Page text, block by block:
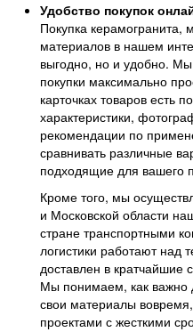
Удобство покупок
Покупка керамогранита,
материалов в нашем
выгодно, но и удобно.
покупки максимально
карточках товаров есть
характеристики,
рекомендации по
сравнивать различные
подходящие для вашего
Кроме того, мы
и Московской области
стране транспортными
логистики работают над
доставлен в кратчайшие
Мы понимаем, как важно
свои материалы
проектами с жесткими